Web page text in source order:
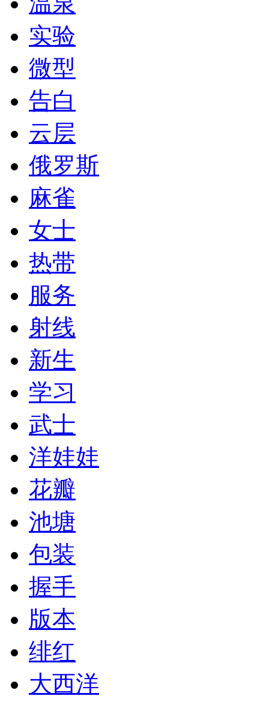
实验
微型
告白
云层
俄罗斯
麻雀
女士
热带
服务
射线
新生
学习
武士
洋娃娃
花瓣
池塘
包装
握手
版本
绯红
大西洋